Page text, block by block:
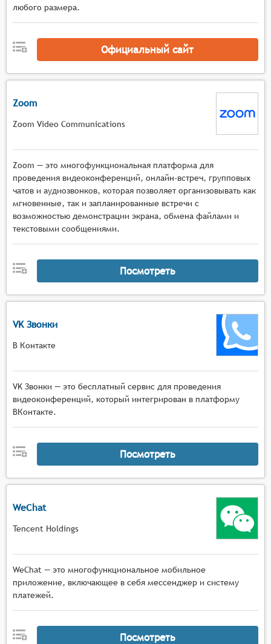
любого размера.
Официальный сайт
Zoom
Zoom Video Communications
Zoom — это многофункциональная платформа для
проведения видеоконференций, онлайн-встреч, групповых
чатов и аудиозвонков, которая позволяет организовывать как
мгновенные, так и запланированные встречи с
возможностью демонстрации экрана, обмена файлами и
текстовыми сообщениями.
Посмотреть
VK Звонки
В Контакте
VK Звонки — это бесплатный сервис для проведения
видеоконференций, который интегрирован в платформу
ВКонтакте.
Посмотреть
WeChat
Tencent Holdings
WeChat — это многофункциональное мобильное
приложение, включающее в себя мессенджер и систему
платежей.
Посмотреть